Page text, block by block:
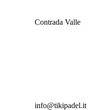
Contrada Valle
info@tikipadel.it